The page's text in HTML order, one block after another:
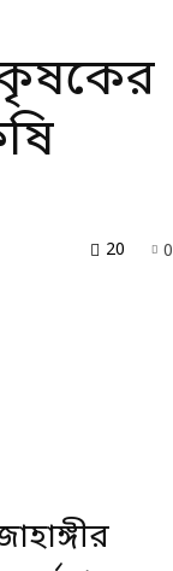
কৃষকের
0
20